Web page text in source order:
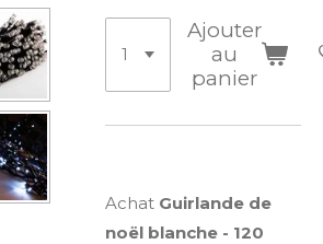
Ajouter
au
panier
Achat Guirlande de
noël blanche - 120